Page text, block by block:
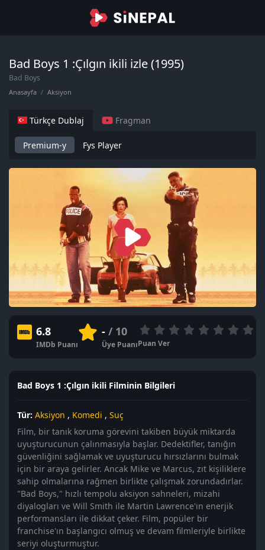
Bad Boys 1 :Çılgın ikili izle (1995)
Bad Boys
Anasayfa Aksiyon
Türkçe Dublaj Fragman
Premium-y Fys Player
6.8
IMDb Puanı
-/ 10
Üye PuanıPuan Ver
Bad Boys 1 :Çılgın ikili Filminin Bilgileri
Tür: Aksiyon , Komedi , Suç
Film, bir tanık koruma görevini takiben büyük miktarda
uyuşturucunun çalınmasıyla başlar. Dedektifler, tanığın
güvenliğini sağlamak ve uyuşturucu hırsızlarını bulmak
için bir araya gelirler. Ancak Mike ve Marcus, zıt kişiliklere
sahip olmalarına rağmen birlikte çalışmak zorundadırlar.
"Bad Boys," hızlı tempolu aksiyon sahneleri, mizahi
diyalogları ve Will Smith ile Martin Lawrence'ın enerjik
performansları ile dikkat çeker. Film, popüler bir
franchise'ın başlangıcı olmuş ve devam filmleriyle birlikte
seriyi oluşturmuştur.